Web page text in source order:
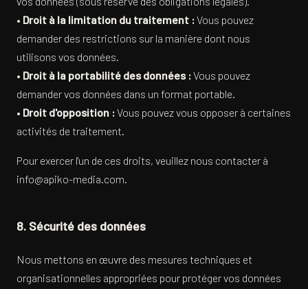
• Droit à la limitation du traitement :Vous pouvez
demander des restrictions sur la manière dont nous
utilisons vos données.
• Droit à la portabilité des données :Vous pouvez
demander vos données dans un format portable.
• Droit d'opposition :Vous pouvez vous opposer à certaines
activités de traitement.
Pour exercer l'un de ces droits, veuillez nous contacter à
info@apiko-media.com.
8. Sécurité des données
Nous mettons en œuvre des mesures techniques et
organisationnelles appropriées pour protéger vos données